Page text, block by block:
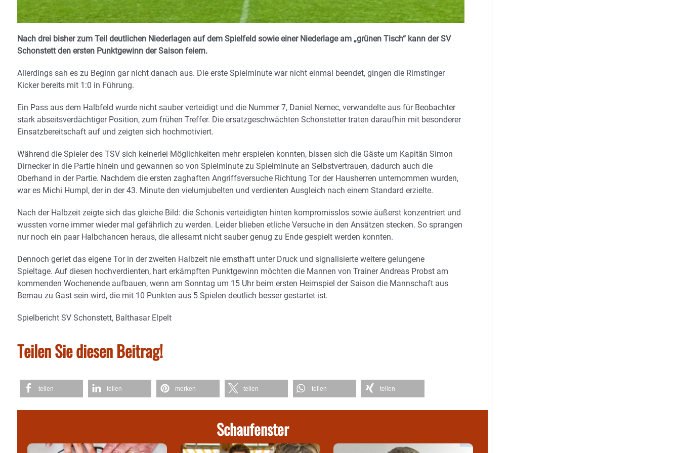
Nach drei bisher zum Teil deutlichen Niederlagen auf dem Spielfeld sowie einer Niederlage am „grünen Tisch“ kann der SV
Schonstett den ersten Punktgewinn der Saison feiern.
Allerdings sah es zu Beginn gar nicht danach aus. Die erste Spielminute war nicht einmal beendet, gingen die Rimstinger
Kicker bereits mit 1:0 in Führung.
Ein Pass aus dem Halbfeld wurde nicht sauber verteidigt und die Nummer 7, Daniel Nemec, verwandelte aus für Beobachter
stark abseitsverdächtiger Position, zum frühen Treffer. Die ersatzgeschwächten Schonstetter traten daraufhin mit besonderer
Einsatzbereitschaft auf und zeigten sich hochmotiviert.
Während die Spieler des TSV sich keinerlei Möglichkeiten mehr erspielen konnten, bissen sich die Gäste um Kapitän Simon
Dirnecker in die Partie hinein und gewannen so von Spielminute zu Spielminute an Selbstvertrauen, dadurch auch die
Oberhand in der Partie. Nachdem die ersten zaghaften Angriffsversuche Richtung Tor der Hausherren unternommen wurden,
war es Michi Humpl, der in der 43. Minute den vielumjubelten und verdienten Ausgleich nach einem Standard erzielte.
Nach der Halbzeit zeigte sich das gleiche Bild: die Schonis verteidigten hinten kompromisslos sowie äußerst konzentriert und
wussten vorne immer wieder mal gefährlich zu werden. Leider blieben etliche Versuche in den Ansätzen stecken. So sprangen
nur noch ein paar Halbchancen heraus, die allesamt nicht sauber genug zu Ende gespielt werden konnten.
Dennoch geriet das eigene Tor in der zweiten Halbzeit nie ernsthaft unter Druck und signalisierte weitere gelungene
Spieltage. Auf diesen hochverdienten, hart erkämpften Punktgewinn möchten die Mannen von Trainer Andreas Probst am
kommenden Wochenende aufbauen, wenn am Sonntag um 15 Uhr beim ersten Heimspiel der Saison die Mannschaft aus
Bernau zu Gast sein wird, die mit 10 Punkten aus 5 Spielen deutlich besser gestartet ist.
Spielbericht SV Schonstett, Balthasar Elpelt
Teilen Sie diesen Beitrag!
teilen teilen merken teilen teilen teilen
Schaufenster